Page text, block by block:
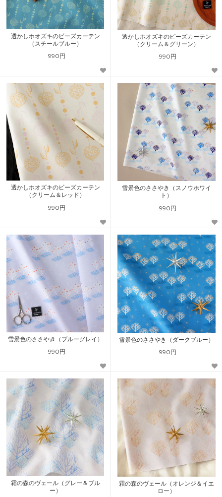
透かしホオズキのビーズカーテン
（スチールブルー）
990円
透かしホオズキのビーズカーテン
（クリーム＆グリーン）
990円
透かしホオズキのビーズカーテン
（クリーム＆レッド）
990円
雪景色のささやき（スノウホワイ
ト）
990円
雪景色のささやき（ブルーグレイ）
990円
雪景色のささやき（ダークブルー）
990円
霜の森のヴェール（グレー＆ブル
ー）
霜の森のヴェール（オレンジ＆イエ
ロー）